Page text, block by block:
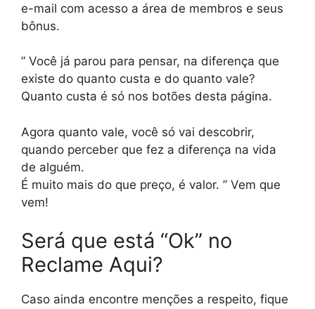
e-mail com acesso a área de membros e seus
bônus.
” Você já parou para pensar, na diferença que
existe do quanto custa e do quanto vale?
Quanto custa é só nos botões desta página.
Agora quanto vale, você só vai descobrir,
quando perceber que fez a diferença na vida
de alguém.
É muito mais do que preço, é valor. ” Vem que
vem!
Será que está “Ok” no
Reclame Aqui?
Caso ainda encontre menções a respeito, fique